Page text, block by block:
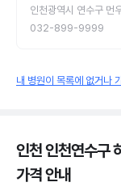
인천광역시 연수구 먼
032-899-9999
내 병원이 목록에 없거나
인천 인천연수구
가격 안내